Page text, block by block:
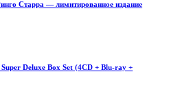
Старра — лимитированное издание
Deluxe Box Set (4CD + Blu-ray +